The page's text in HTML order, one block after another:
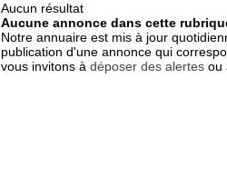
Aucun résultat
Aucune annonce dans cette
Notre annuaire est mis à jour
publication d'une annonce qui
vous invitons à déposer des alertes ou